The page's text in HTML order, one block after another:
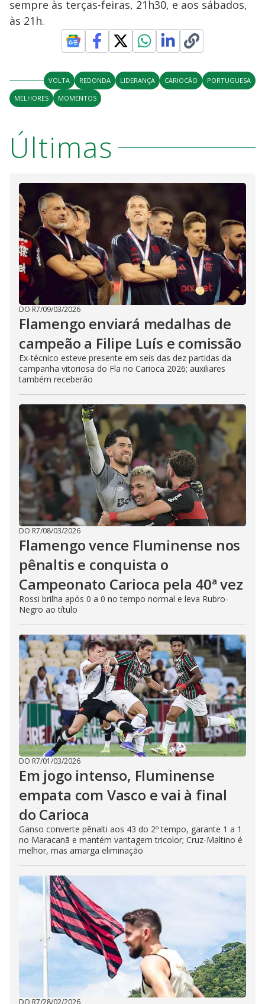
i
d
e
o
sempre às terças-feiras, 21h30, e aos sábados,
às 21h.
VOLTA REDONDA LIDERANÇA CARIOCÃO
PORTUGUESA
MELHORES
MOMENTOS
Últimas
DO R7/09/03/2026
Flamengo enviará medalhas de
campeão a Filipe Luís e comissão
Ex-técnico esteve presente em seis das dez partidas da
campanha vitoriosa do Fla no Carioca 2026; auxiliares
também receberão
DO R7/08/03/2026
Flamengo vence Fluminense nos
pênaltis e conquista o
Campeonato Carioca pela 40ª vez
Rossi brilha após 0 a 0 no tempo normal e leva Rubro-
Negro ao título
DO R7/01/03/2026
Em jogo intenso, Fluminense
empata com Vasco e vai à final
do Carioca
Ganso converte pênalti aos 43 do 2º tempo, garante 1 a 1
no Maracanã e mantém vantagem tricolor; Cruz-Maltino é
melhor, mas amarga eliminação
DO R7/28/02/2026